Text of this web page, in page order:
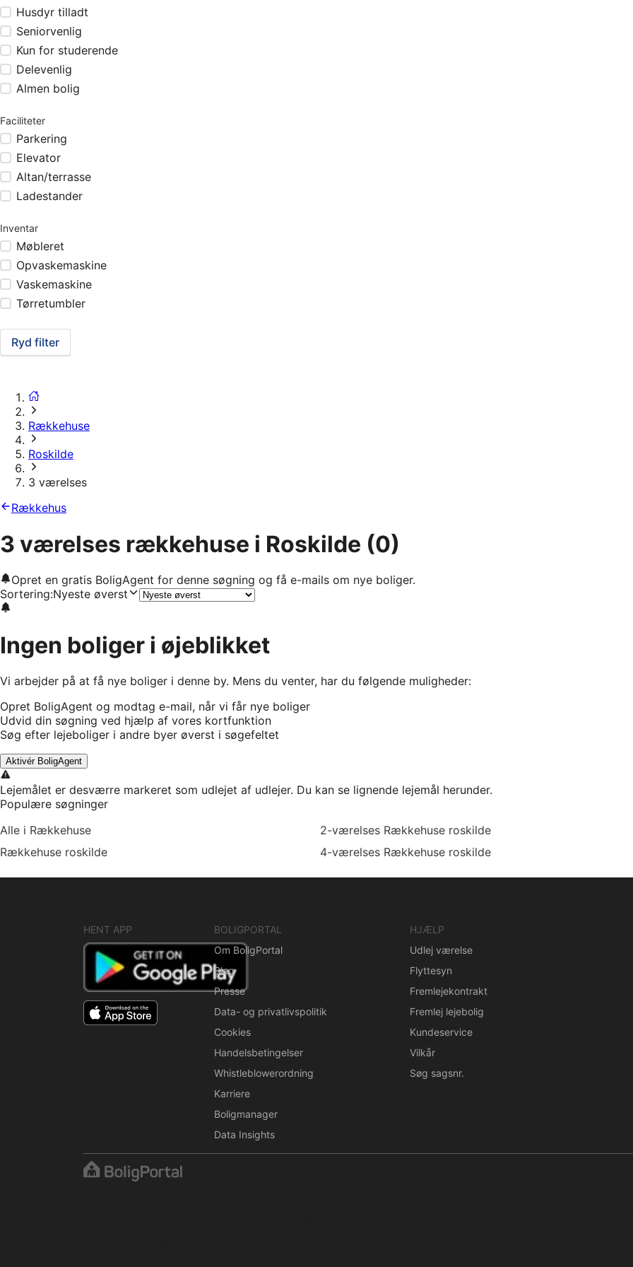
Husdyr tilladt
Seniorvenlig
Kun for studerende
Delevenlig
Almen bolig
Faciliteter
Parkering
Elevator
Altan/terrasse
Ladestander
Inventar
Møbleret
Opvaskemaskine
Vaskemaskine
Tørretumbler
Ryd filter
Rækkehuse
Roskilde
3 værelses
Rækkehus
3 værelses rækkehuse i Roskilde (0)
Opret en gratis BoligAgent for denne søgning og få e-mails om nye boliger.
Sortering:Nyeste øverst
Ingen boliger i øjeblikket
Vi arbejder på at få nye boliger i denne by. Mens du venter, har du følgende muligheder:
Opret BoligAgent og modtag e-mail, når vi får nye boliger
Udvid din søgning ved hjælp af vores kortfunktion
Søg efter lejeboliger i andre byer øverst i søgefeltet
Aktivér BoligAgent
Lejemålet er desværre markeret som udlejet af udlejer. Du kan se lignende lejemål herunder.
Populære søgninger
Alle i Rækkehuse
Rækkehuse roskilde
2-værelses Rækkehuse roskilde
4-værelses Rækkehuse roskilde
HENT APP
BOLIGPORTAL
Om BoligPortal
Blog
Presse
Data- og privatlivspolitik
Cookies
Handelsbetingelser
Whistleblowerordning
Karriere
Boligmanager
Data Insights
HJÆLP
Udlej værelse
Flyttesyn
Fremlejekontrakt
Fremlej lejebolig
Kundeservice
Vilkår
Søg sagsnr.